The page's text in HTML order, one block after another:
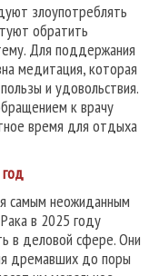
злоупотреблять
обратить
Для поддержания
медитация, которая
и удовольствия.
к врачу
время для отдыха
самым неожиданным
в 2025 году
в деловой сфере. Они
дремавших до поры